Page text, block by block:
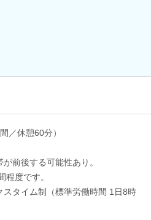
／休憩60分）
前後する可能性あり。
度です。
タイム制（標準労働時間 1日8時